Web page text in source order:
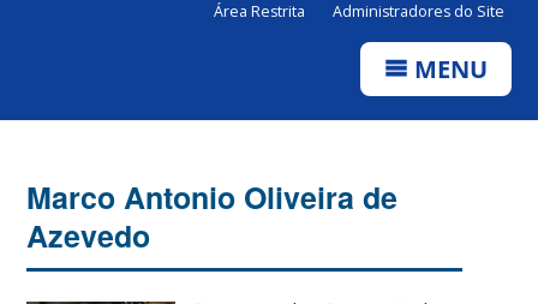
Área Restrita Administradores do Site
MENU
Marco Antonio Oliveira de
Azevedo